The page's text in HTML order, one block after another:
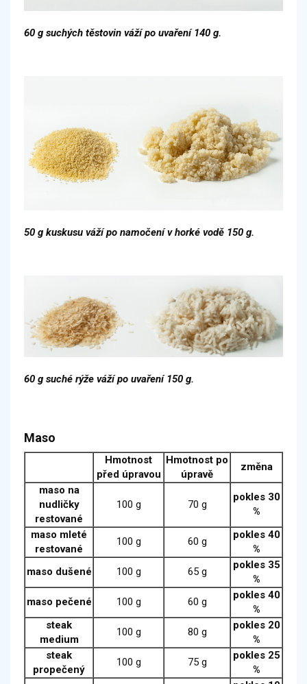
60 g suchých těstovin váží po uvaření 140 g.
50 g kuskusu váží po namočení v horké vodě 150 g.
60 g suché rýže váží po uvaření 150 g.
Maso
Hmotnost
před úpravou
Hmotnost po
úpravě
změna
maso na
nudličky
restované
100 g 70 g
pokles 30
%
maso mleté
restované
100 g 60 g
pokles 40
%
maso dušené
100 g 65 g
pokles 35
%
maso pečené
100 g 60 g
pokles 40
%
steak
medium
100 g 80 g
pokles 20
%
steak
propečený
100 g 75 g
pokles 25
%